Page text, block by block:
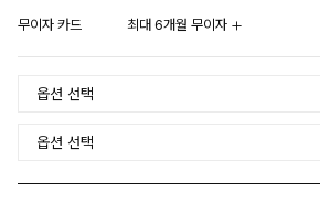
무이자 카드 최대 6개월 무이자